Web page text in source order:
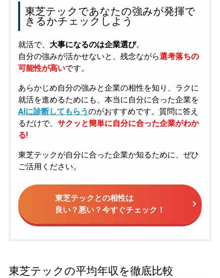
東芝テックであなたの強みが発揮で
きるかチェックしよう
就活で、 大事になるのは企業選び。
自分の強みが活かせないと、残念ながら選考落ちの
可能性が高いです。
あらかじめ自分の強みと企業の相性を知り、ラクに
就活を進めるためにも、本当に自分に合った企業を
AIに診断してもらうのがおすすめです。質問に答え
るだけで、 サクッと簡単に自分に合った企業がわか
る!
東芝テックが自分に合った企業か知るために、ぜひ
ご活用ください。
東芝テックとの相性は
良い？悪い？今すぐチェック！
東芝テックの平均年収を徹底比較